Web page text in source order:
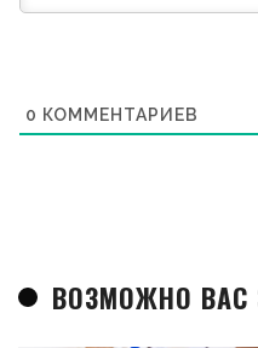
0 КОММЕНТАРИЕВ
ВОЗМОЖНО ВАС